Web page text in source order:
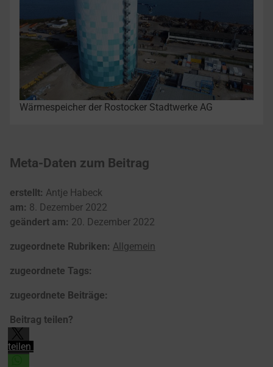
Wärmespeicher der Rostocker Stadtwerke AG
Meta-Daten zum Beitrag
erstellt: Antje Habeck
am: 8. Dezember 2022
geändert am: 20. Dezember 2022
zugeordnete Rubriken: Allgemein
zugeordnete Tags:
zugeordnete Beiträge:
Beitrag teilen?
teilen